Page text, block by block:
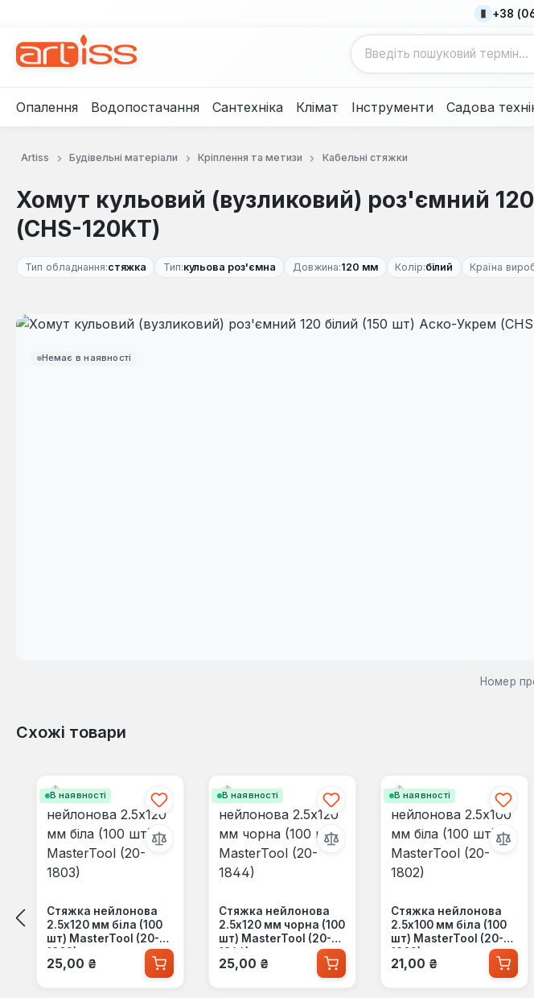
+38
Опалення Водопостачання Сантехніка Клімат Інструменти Садова
Artiss Будівельні матеріали Кріплення та метизи Кабельні стяжки
Хомут кульовий (вузликовий) роз'ємний
(CHS-120KT)
Тип обладнання:стяжка Тип:кульова роз'ємна Довжина:120 мм Колір:білий Країна
Немає в наявності
Пропустити галерею зображень
Номер
Схожі товари
В наявності
Стяжка нейлонова
2.5x120 мм біла (100
шт) MasterTool (20-
1803)
Звичайна ціна:
25,00 ₴
В наявності
Стяжка нейлонова
2.5x120 мм чорна (100
шт) MasterTool (20-
1844)
Звичайна ціна:
25,00 ₴
В наявності
Стяжка нейлонова
2.5x100 мм біла (100
шт) MasterTool (20-
1802)
Звичайна ціна:
21,00 ₴